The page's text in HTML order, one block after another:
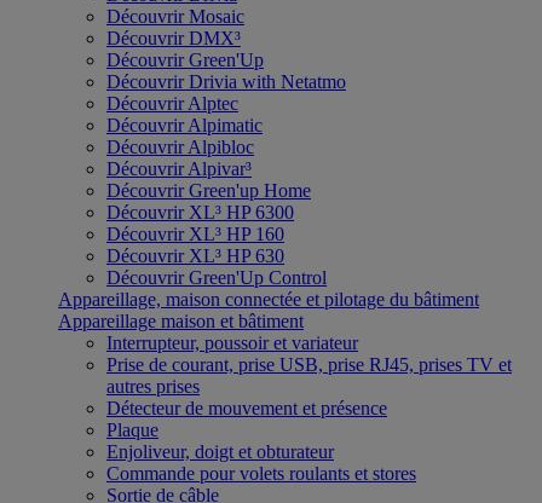
Découvrir Mosaic
Découvrir DMX³
Découvrir Green'Up
Découvrir Drivia with Netatmo
Découvrir Alptec
Découvrir Alpimatic
Découvrir Alpibloc
Découvrir Alpivar³
Découvrir Green'up Home
Découvrir XL³ HP 6300
Découvrir XL³ HP 160
Découvrir XL³ HP 630
Découvrir Green'Up Control
Appareillage, maison connectée et pilotage du bâtiment
Appareillage maison et bâtiment
Interrupteur, poussoir et variateur
Prise de courant, prise USB, prise RJ45, prises TV et
autres prises
Détecteur de mouvement et présence
Plaque
Enjoliveur, doigt et obturateur
Commande pour volets roulants et stores
Sortie de câble